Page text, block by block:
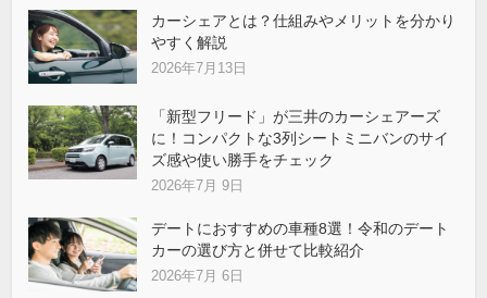
カーシェアとは？仕組みやメリットを分かり
やすく解説
2026年7月13日
「新型フリード」が三井のカーシェアーズ
に！コンパクトな3列シートミニバンのサイ
ズ感や使い勝手をチェック
2026年7月 9日
デートにおすすめの車種8選！令和のデート
カーの選び方と併せて比較紹介
2026年7月 6日